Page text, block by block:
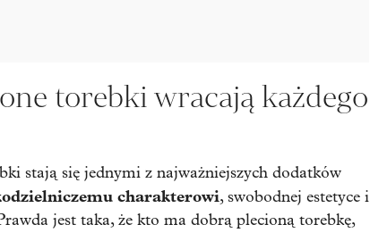
torebki wracają każdego
stają się jednymi z najważniejszych dodatków
charakterowi, swobodnej estetyce i
jest taka, że kto ma dobrą plecioną torebkę,